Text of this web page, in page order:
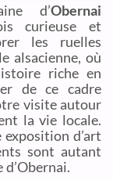
d’Obernai
curieuse et
les ruelles
alsacienne, où
riche en
de ce cadre
visite autour
la vie locale.
d’art
sont autant
d’Obernai.